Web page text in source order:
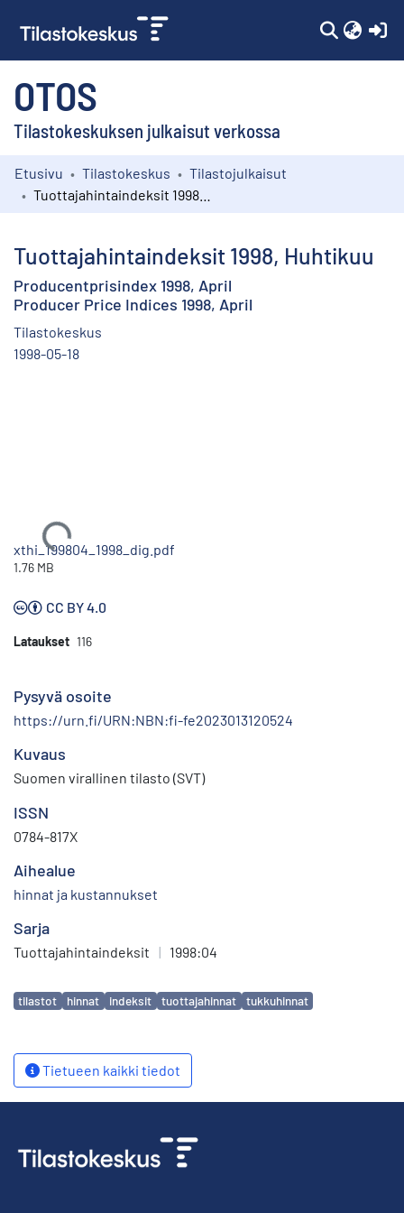
OTOS
Tilastokeskuksen julkaisut verkossa
Kokoelmat
Etusivu Tilastokeskus
Tilastojulkaisut
Tuottajahintaindeksit 1998, Huhtikuu
Producentprisindex 1998, April
Producer Price Indices 1998, April
Tilastokeskus
1998-05-18
Ladataan...
xthi_199804_1998_dig.pdf
1.76 MB
CC BY 4.0
Lataukset 116
Pysyvä osoite
https://urn.fi/URN:NBN:fi-fe2023013120524
Kuvaus
Suomen virallinen tilasto (SVT)
ISSN
0784-817X
Aihealue
hinnat ja kustannukset
Sarja
Tuottajahintaindeksit | 1998:04
Avainsanat
tilastot hinnat indeksit tuottajahinnat tukkuhinnat
Tietueen kaikki tiedot